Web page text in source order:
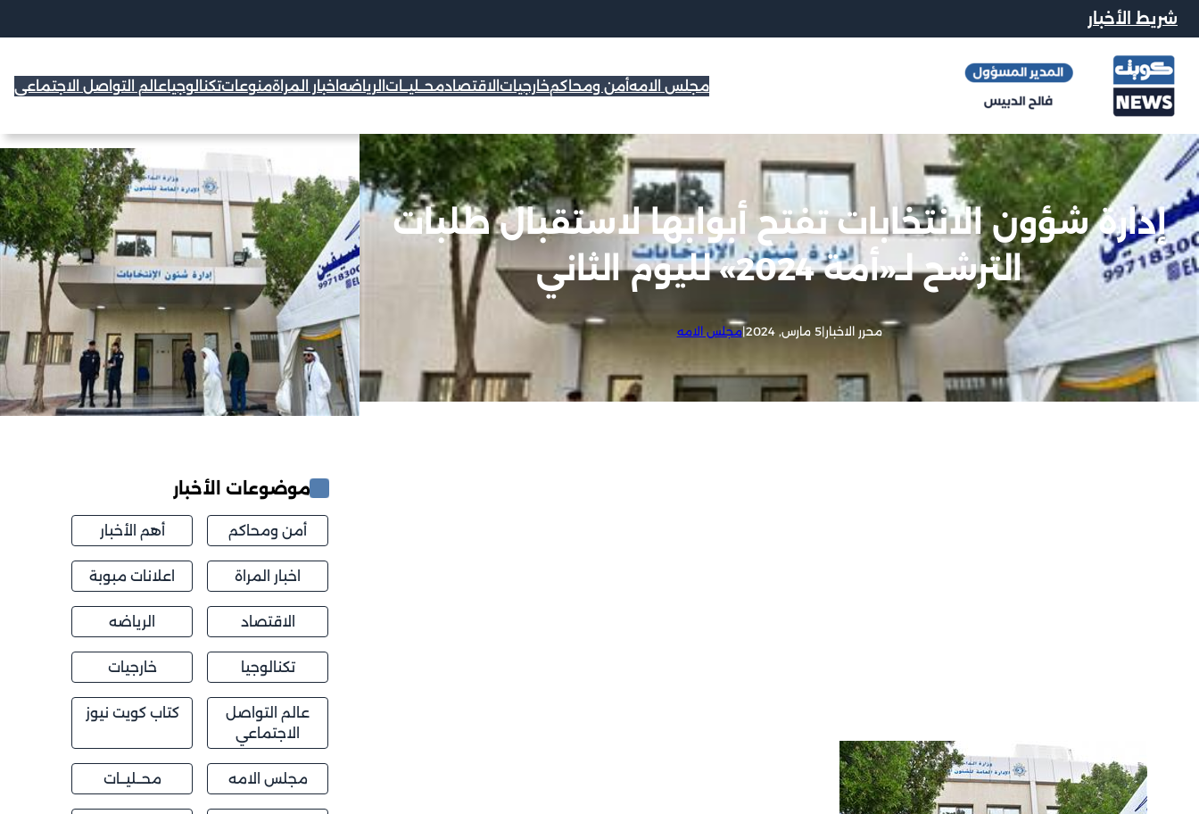
شريط الأخبار
مجلس الامهأمن ومحاكمخارجيات الاقتصادمحــليــات الرياضه اخبار المراةمنوعاتتكنالوجياعالم التواصل الاجتماعي
إدارة شؤون الانتخابات تفتح أبوابها لاستقبال طلبات
الترشح لـ«أمة 2024» لليوم الثاني
محرر الاخبار|5 مارس, 2024 |مجلس الامه
موضوعات الأخبار
أمن ومحاكم أهم الأخبار
اخبار المراة اعلانات مبوبة
الاقتصاد الرياضه
تكنالوجيا خارجيات
عالم التواصل
الاجتماعي
كتاب كويت نيوز
مجلس الامه محــليــات